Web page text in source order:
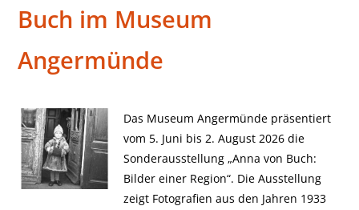
Buch im Museum
Angermünde
Das Museum Angermünde präsentiert
vom 5. Juni bis 2. August 2026 die
Sonderausstellung „Anna von Buch:
Bilder einer Region“. Die Ausstellung
zeigt Fotografien aus den Jahren 1933